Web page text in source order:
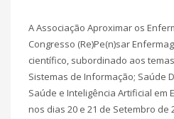
A Associação Aproximar os
Congresso (Re)Pe(n)sar
científico, subordinado aos
Sistemas de Informação; Saúde
Saúde e Inteligência Artificial em
nos dias 20 e 21 de Setembro de